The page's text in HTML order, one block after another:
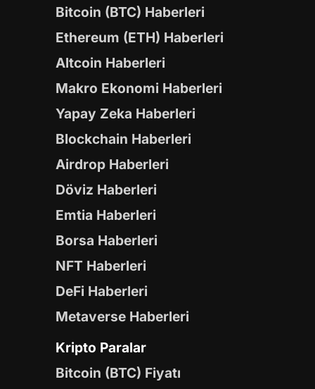
Bitcoin (BTC) Haberleri
Ethereum (ETH) Haberleri
Altcoin Haberleri
Makro Ekonomi Haberleri
Yapay Zeka Haberleri
Blockchain Haberleri
Airdrop Haberleri
Döviz Haberleri
Emtia Haberleri
Borsa Haberleri
NFT Haberleri
DeFi Haberleri
Metaverse Haberleri
Kripto Paralar
Bitcoin (BTC) Fiyatı